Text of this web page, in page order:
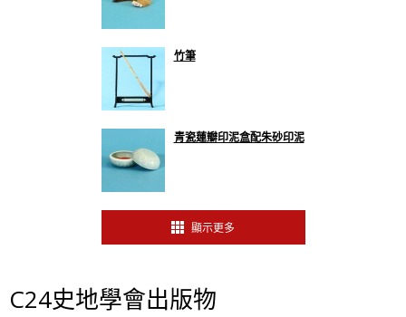
竹筆
青瓷蓮瓣印泥盒配朱砂印泥
顯示更多
C24史地學會出版物